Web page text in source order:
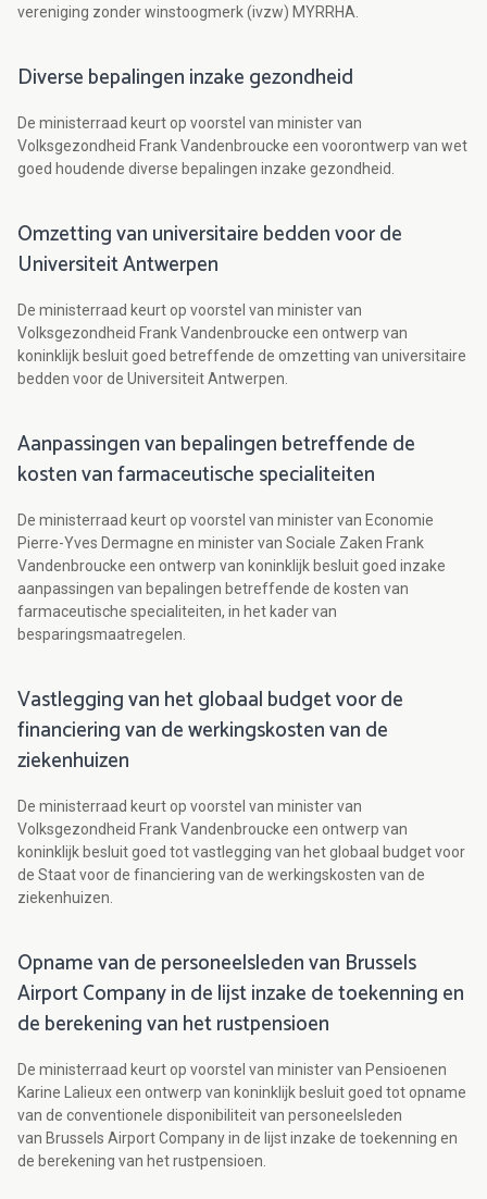
vereniging zonder winstoogmerk (ivzw) MYRRHA.
Diverse bepalingen inzake gezondheid
De ministerraad keurt op voorstel van minister van
Volksgezondheid Frank Vandenbroucke een voorontwerp van wet
goed houdende diverse bepalingen inzake gezondheid.
Omzetting van universitaire bedden voor de
Universiteit Antwerpen
De ministerraad keurt op voorstel van minister van
Volksgezondheid Frank Vandenbroucke een ontwerp van
koninklijk besluit goed betreffende de omzetting van universitaire
bedden voor de Universiteit Antwerpen.
Aanpassingen van bepalingen betreffende de
kosten van farmaceutische specialiteiten
De ministerraad keurt op voorstel van minister van Economie
Pierre-Yves Dermagne en minister van Sociale Zaken Frank
Vandenbroucke een ontwerp van koninklijk besluit goed inzake
aanpassingen van bepalingen betreffende de kosten van
farmaceutische specialiteiten, in het kader van
besparingsmaatregelen.
Vastlegging van het globaal budget voor de
financiering van de werkingskosten van de
ziekenhuizen
De ministerraad keurt op voorstel van minister van
Volksgezondheid Frank Vandenbroucke een ontwerp van
koninklijk besluit goed tot vastlegging van het globaal budget voor
de Staat voor de financiering van de werkingskosten van de
ziekenhuizen.
Opname van de personeelsleden van Brussels
Airport Company in de lijst inzake de toekenning en
de berekening van het rustpensioen
De ministerraad keurt op voorstel van minister van Pensioenen
Karine Lalieux een ontwerp van koninklijk besluit goed tot opname
van de conventionele disponibiliteit van personeelsleden
van Brussels Airport Company in de lijst inzake de toekenning en
de berekening van het rustpensioen.